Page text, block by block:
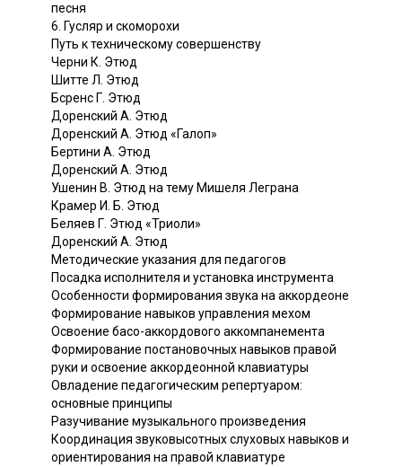
песня
6. Гусляр и скоморохи
Путь к техническому совершенству
Черни К. Этюд
Шитте Л. Этюд
Бсренс Г. Этюд
Доренский А. Этюд
Доренский А. Этюд «Галоп»
Бертини А. Этюд
Доренский А. Этюд
Ушенин В. Этюд на тему Мишеля Леграна
Крамер И. Б. Этюд
Беляев Г. Этюд «Триоли»
Доренский А. Этюд
Методические указания для педагогов
Посадка исполнителя и установка инструмента
Особенности формирования звука на аккордеоне
Формирование навыков управления мехом
Освоение басо-аккордового аккомпанемента
Формирование постановочных навыков правой
руки и освоение аккордеонной клавиатуры
Овладение педагогическим репертуаром:
основные принципы
Разучивание музыкального произведения
Координация звуковысотных слуховых навыков и
ориентирования на правой клавиатуре